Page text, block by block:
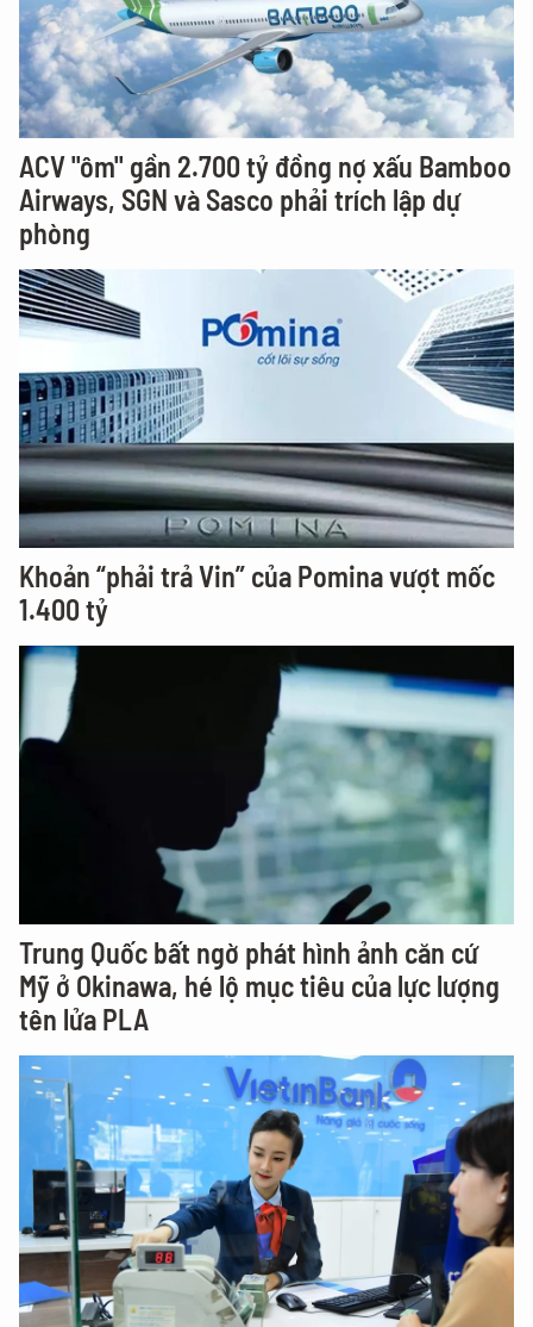
ACV "ôm" gần 2.700 tỷ đồng nợ xấu Bamboo
Airways, SGN và Sasco phải trích lập dự
phòng
Khoản “phải trả Vin” của Pomina vượt mốc
1.400 tỷ
Trung Quốc bất ngờ phát hình ảnh căn cứ
Mỹ ở Okinawa, hé lộ mục tiêu của lực lượng
tên lửa PLA